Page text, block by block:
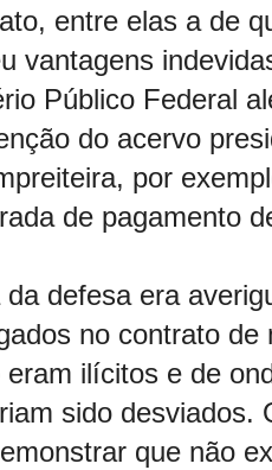
entre elas a de
vantagens
Público Federal
do acervo
por
de pagamento
da defesa era
no contrato de
eram ilícitos e de
sido desviados.
que não